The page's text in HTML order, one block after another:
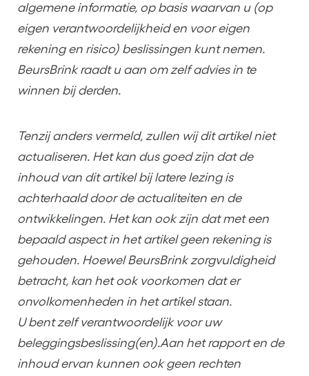
algemene informatie, op basis waarvan u (op
eigen verantwoordelijkheid en voor eigen
rekening en risico) beslissingen kunt nemen.
BeursBrink raadt u aan om zelf advies in te
winnen bij derden.
Tenzij anders vermeld, zullen wij dit artikel niet
actualiseren. Het kan dus goed zijn dat de
inhoud van dit artikel bij latere lezing is
achterhaald door de actualiteiten en de
ontwikkelingen. Het kan ook zijn dat met een
bepaald aspect in het artikel geen rekening is
gehouden. Hoewel BeursBrink zorgvuldigheid
betracht, kan het ook voorkomen dat er
onvolkomenheden in het artikel staan.
U bent zelf verantwoordelijk voor uw
beleggingsbeslissing(en).Aan het rapport en de
inhoud ervan kunnen ook geen rechten